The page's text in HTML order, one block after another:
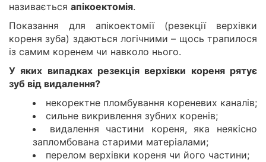
називається апікоектомія.
Показання для апікоектомії (резекції верхівки
кореня зуба) здаються логічними – щось трапилося
із самим коренем чи навколо нього.
У яких випадках резекція верхівки кореня рятує
зуб від видалення?
некоректне пломбування кореневих каналів;
сильне викривлення зубних коренів;
видалення частини кореня, яка неякісно
запломбована старими матеріалами;
перелом верхівки кореня чи його частини;